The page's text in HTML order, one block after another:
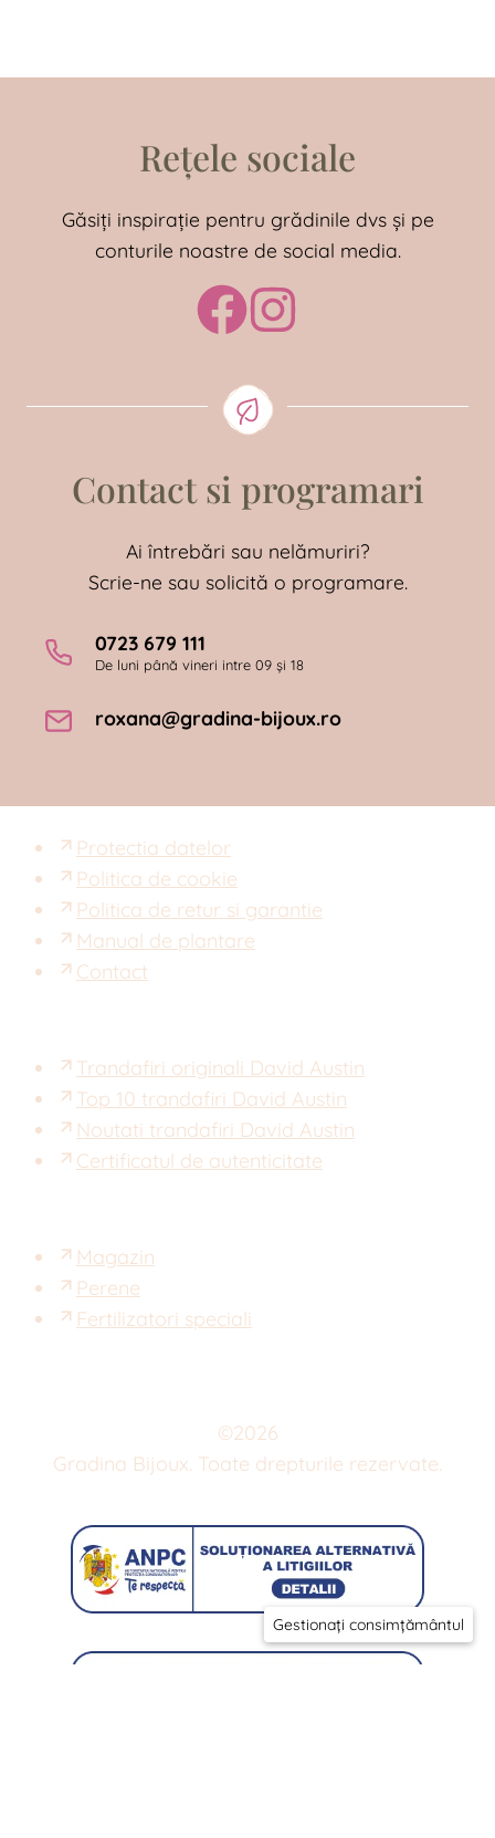
Rețele sociale
Găsiți inspirație pentru grădinile dvs și pe
conturile noastre de social media.
Contact si programari
Ai întrebări sau nelămuriri?
Scrie-ne sau solicită o programare.
0723 679 111
De luni până vineri intre 09 și 18
roxana@gradina-bijoux.ro
Protectia datelor
Politica de cookie
Politica de retur si garantie
Manual de plantare
Contact
Trandafiri originali David Austin
Top 10 trandafiri David Austin
Noutati trandafiri David Austin
Certificatul de autenticitate
Magazin
Perene
Fertilizatori speciali
©2026
Gradina Bijoux. Toate drepturile rezervate.
Gestionați consimțământul